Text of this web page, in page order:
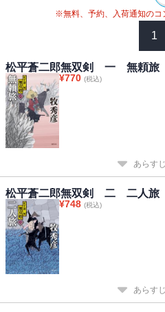
※無料、予約、入荷通知のコ
1
松平蒼二郎無双剣 一 無頼旅
¥770 (税込)
あらす
松平蒼二郎無双剣 二 二人旅
¥748 (税込)
あらす